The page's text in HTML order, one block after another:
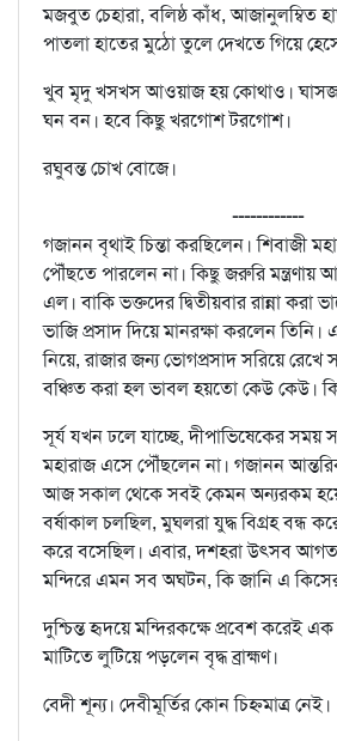
মজবুত চেহারা, বলিষ্ঠ কাঁধ, আজানুলম্বিত
পাতলা হাতের মুঠো তুলে দেখতে গিয়ে
খুব মৃদু খসখস আওয়াজ হয় কোথাও।
ঘন বন। হবে কিছু খরগোশ টরগোশ।
রঘুবন্ত চোখ বোজে।
------------
গজানন বৃথাই চিন্তা করছিলেন। শিবাজী
পৌঁছতে পারলেন না। কিছু জরুরি
এল। বাকি ভক্তদের দ্বিতীয়বার রান্না করা
ভাজি প্রসাদ দিয়ে মানরক্ষা করলেন
নিয়ে, রাজার জন্য ভোগপ্রসাদ সরিয়ে রেখে
বঞ্চিত করা হল ভাবল হয়তো কেউ কেউ।
সূর্য যখন ঢলে যাচ্ছে, দীপাভিষেকের
মহারাজ এসে পৌঁছলেন না। গজানন
আজ সকাল থেকে সবই কেমন অন্যরকম
বর্ষাকাল চলছিল, মুঘলরা যুদ্ধ বিগ্রহ বন্ধ
করে বসেছিল। এবার, দশহরা উৎসব
মন্দিরে এমন সব অঘটন, কি জানি এ
দুশ্চিন্ত হৃদয়ে মন্দিরকক্ষে প্রবেশ করেই
মাটিতে লুটিয়ে পড়লেন বৃদ্ধ ব্রাহ্মণ।
বেদী শূন্য। দেবীমূর্তির কোন চিহ্নমাত্র নেই।